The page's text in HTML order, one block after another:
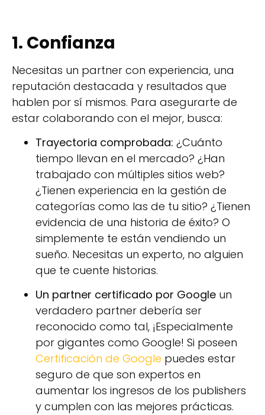
1. Confianza
Necesitas un partner con experiencia, una
reputación destacada y resultados que
hablen por sí mismos. Para asegurarte de
estar colaborando con el mejor, busca:
Trayectoria comprobada: ¿Cuánto
tiempo llevan en el mercado? ¿Han
trabajado con múltiples sitios web?
¿Tienen experiencia en la gestión de
categorías como las de tu sitio? ¿Tienen
evidencia de una historia de éxito? O
simplemente te están vendiendo un
sueño. Necesitas un experto, no alguien
que te cuente historias.
Un partner certificado por Google un
verdadero partner debería ser
reconocido como tal, ¡Especialmente
por gigantes como Google! Si poseen
Certificación de Google puedes estar
seguro de que son expertos en
aumentar los ingresos de los publishers
y cumplen con las mejores prácticas.